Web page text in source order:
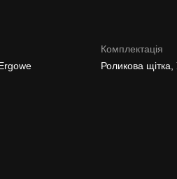
Комплектація
Роликова щітка,